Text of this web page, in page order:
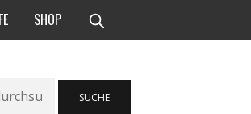
SHOP
SUCHE